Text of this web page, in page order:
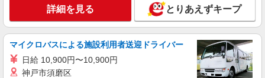
パート
日研トータルソーシング株式会社 メディカルケア事業部/松本オフィ
未経験・無資格OKの介護スタッフ
時給1,250円〜1,500円 ★週払いOK（規定あ
詳細を見る とりあえずキープ
マイクロバスによる施設利用者送迎ドライバー
日給 10,900円〜10,900円
神戸市須磨区